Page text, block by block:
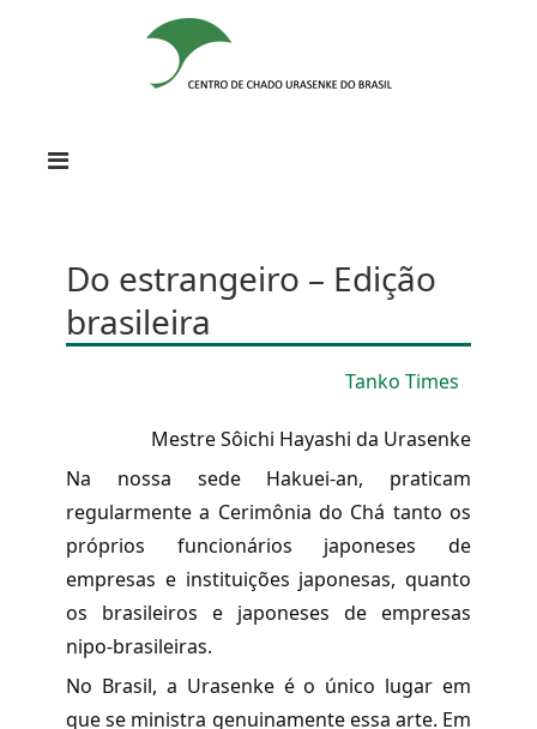
Do estrangeiro – Edição
brasileira
Tanko Times
Mestre Sôichi Hayashi da Urasenke
Na nossa sede Hakuei-an, praticam
regularmente a Cerimônia do Chá tanto os
próprios funcionários japoneses de
empresas e instituições japonesas, quanto
os brasileiros e japoneses de empresas
nipo-brasileiras.
No Brasil, a Urasenke é o único lugar em
que se ministra genuinamente essa arte. Em